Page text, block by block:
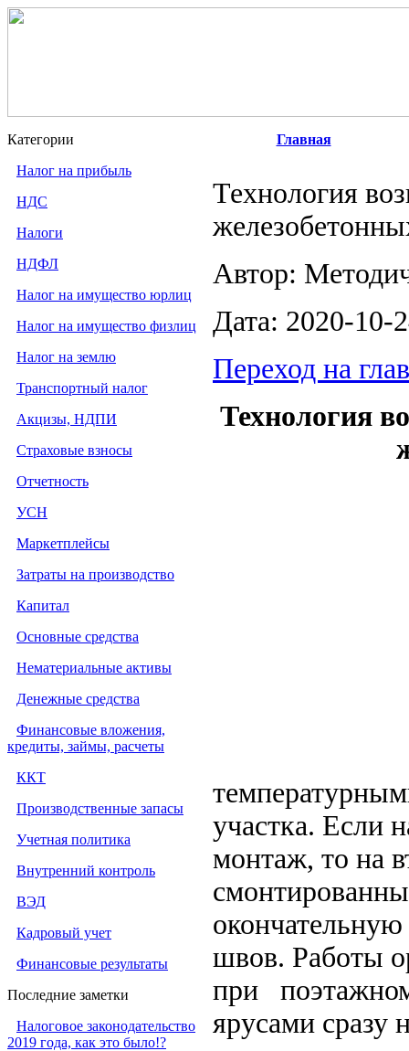
Категории
Налог на прибыль
НДС
Налоги
НДФЛ
Налог на имущество юрлиц
Налог на имущество физлиц
Налог на землю
Транспортный налог
Акцизы, НДПИ
Страховые взносы
Отчетность
УСН
Маркетплейсы
Затраты на производство
Капитал
Основные средства
Нематериальные активы
Денежные средства
Финансовые вложения,
кредиты, займы, расчеты
ККТ
Производственные запасы
Учетная политика
Внутренний контроль
ВЭД
Кадровый учет
Финансовые результаты
Последние заметки
Налоговое законодательство
2019 года, как это было!?
Главная
Технология
Автор:
Дата: 2020-10-
Переход на
Технология
участка. Если
монтаж, то на
швов. Работы
при
ярусами сразу